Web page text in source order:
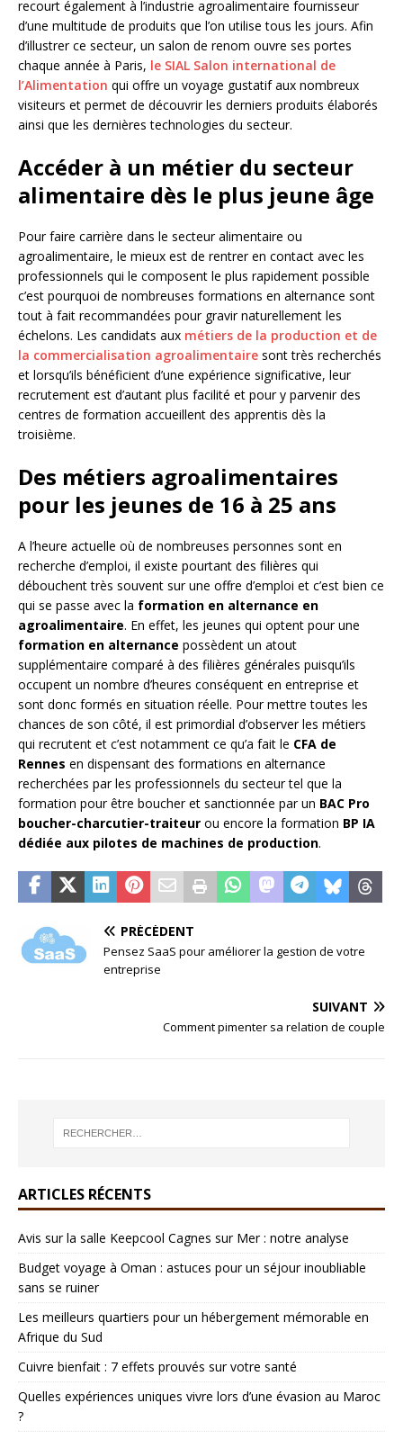
recourt également à l’industrie agroalimentaire fournisseur
d’une multitude de produits que l’on utilise tous les jours. Afin
d’illustrer ce secteur, un salon de renom ouvre ses portes
chaque année à Paris, le SIAL Salon international de
l’Alimentation qui offre un voyage gustatif aux nombreux
visiteurs et permet de découvrir les derniers produits élaborés
ainsi que les dernières technologies du secteur.
Accéder à un métier du secteur
alimentaire dès le plus jeune âge
Pour faire carrière dans le secteur alimentaire ou
agroalimentaire, le mieux est de rentrer en contact avec les
professionnels qui le composent le plus rapidement possible
c’est pourquoi de nombreuses formations en alternance sont
tout à fait recommandées pour gravir naturellement les
échelons. Les candidats aux métiers de la production et de
la commercialisation agroalimentaire sont très recherchés
et lorsqu’ils bénéficient d’une expérience significative, leur
recrutement est d’autant plus facilité et pour y parvenir des
centres de formation accueillent des apprentis dès la
troisième.
Des métiers agroalimentaires
pour les jeunes de 16 à 25 ans
A l’heure actuelle où de nombreuses personnes sont en
recherche d’emploi, il existe pourtant des filières qui
débouchent très souvent sur une offre d’emploi et c’est bien ce
qui se passe avec la formation en alternance en
agroalimentaire. En effet, les jeunes qui optent pour une
formation en alternance possèdent un atout
supplémentaire comparé à des filières générales puisqu’ils
occupent un nombre d’heures conséquent en entreprise et
sont donc formés en situation réelle. Pour mettre toutes les
chances de son côté, il est primordial d’observer les métiers
qui recrutent et c’est notamment ce qu’a fait le CFA de
Rennes en dispensant des formations en alternance
recherchées par les professionnels du secteur tel que la
formation pour être boucher et sanctionnée par un BAC Pro
boucher-charcutier-traiteur ou encore la formation BP IA
dédiée aux pilotes de machines de production.
PRÉCÉDENT
Pensez SaaS pour améliorer la gestion de votre
entreprise
SUIVANT
Comment pimenter sa relation de couple
ARTICLES RÉCENTS
Avis sur la salle Keepcool Cagnes sur Mer : notre analyse
Budget voyage à Oman : astuces pour un séjour inoubliable
sans se ruiner
Les meilleurs quartiers pour un hébergement mémorable en
Afrique du Sud
Cuivre bienfait : 7 effets prouvés sur votre santé
Quelles expériences uniques vivre lors d’une évasion au Maroc
?